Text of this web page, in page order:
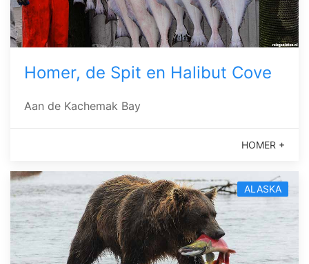
Homer, de Spit en Halibut Cove
Aan de Kachemak Bay
HOMER +
ALASKA